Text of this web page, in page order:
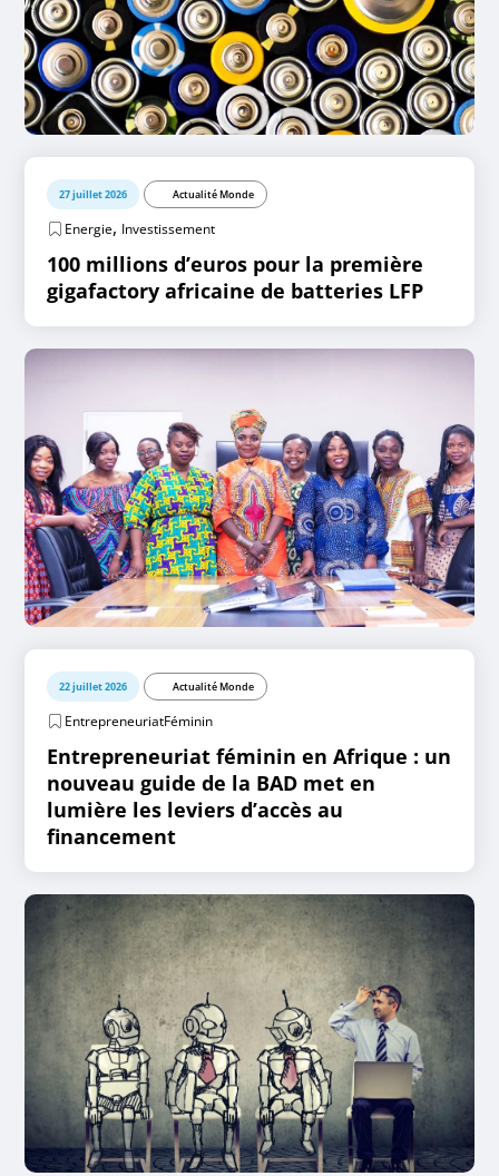
27 juillet 2026 Actualité Monde
Energie, Investissement
100 millions d’euros pour la première
gigafactory africaine de batteries LFP
22 juillet 2026 Actualité Monde
EntrepreneuriatFéminin
Entrepreneuriat féminin en Afrique : un
nouveau guide de la BAD met en
lumière les leviers d’accès au
financement